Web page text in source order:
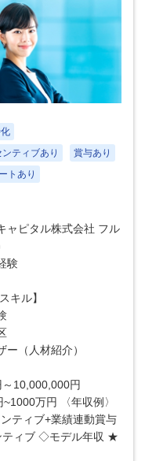
ンティブあり
賞与あり
トあり
ャピタル株式会社 フル
験
キル】
ー（人材紹介）
10,000,000円
万円 〈年収例〉
ティブ+業績連動賞与
ティブ ◇モデル年収 ★